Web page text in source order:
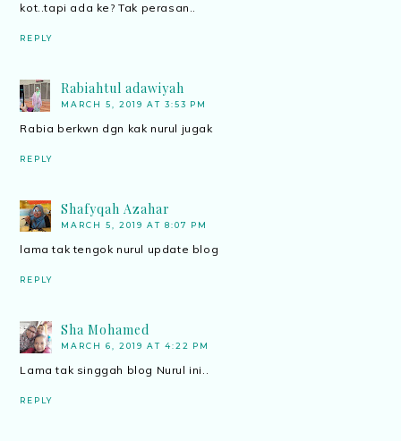
kot..tapi ada ke? Tak perasan..
REPLY
Rabiahtul adawiyah
MARCH 5, 2019 AT 3:53 PM
Rabia berkwn dgn kak nurul jugak
REPLY
Shafyqah Azahar
MARCH 5, 2019 AT 8:07 PM
lama tak tengok nurul update blog
REPLY
Sha Mohamed
MARCH 6, 2019 AT 4:22 PM
Lama tak singgah blog Nurul ini..
REPLY